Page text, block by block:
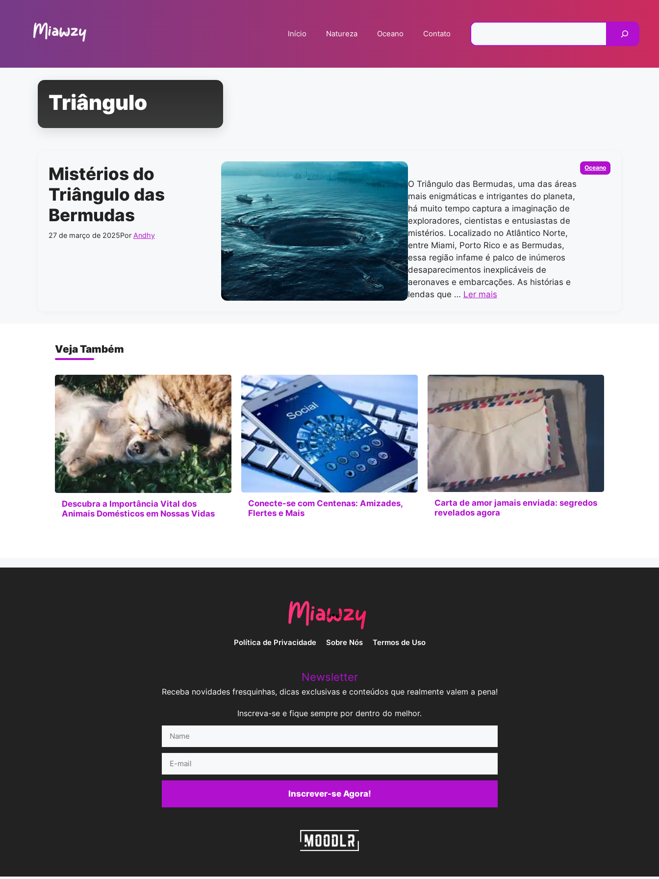
Início Natureza Oceano Contato
Triângulo
Mistérios do
Triângulo das
Bermudas
27 de março de 2025Por Andhy
O Triângulo das Bermudas, uma das áreas
mais enigmáticas e intrigantes do planeta,
há muito tempo captura a imaginação de
exploradores, cientistas e entusiastas de
mistérios. Localizado no Atlântico Norte,
entre Miami, Porto Rico e as Bermudas,
essa região infame é palco de inúmeros
desaparecimentos inexplicáveis de
aeronaves e embarcações. As histórias e
lendas que … Ler mais
Categorias
Oceano
Veja Também
Descubra a Importância Vital dos
Animais Domésticos em Nossas Vidas
Conecte-se com Centenas: Amizades,
Flertes e Mais
Carta de amor jamais enviada: segredos
revelados agora
Política de Privacidade Sobre Nós Termos de Uso
Newsletter
Receba novidades fresquinhas, dicas exclusivas e conteúdos que realmente valem a pena!
Inscreva-se e fique sempre por dentro do melhor.
mail
Inscrever-se Agora!